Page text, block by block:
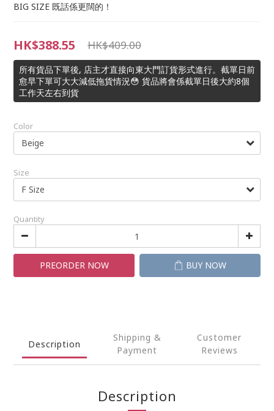
BIG SIZE 既話係更闊的！
HK$388.55 HK$409.00
所有貨品下單後, 店主才直接向東大門訂貨形式進行。截單日前
愈早下單可大大減低拖貨情況😳 貨品將會係截單日後大約8個
工作天左右到貨
Color
Size
Quantity
PREORDER NOW BUY NOW
Description
Shipping &
Payment
Customer
Reviews
Description